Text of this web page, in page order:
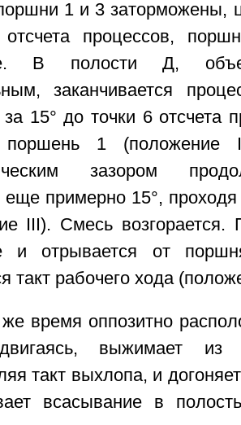
1 и 3 заторможены,
отсчета процессов,
В полости Д,
заканчивается
15° до точки 6 отсчета
поршень 1
зазором
еще примерно 15°,
III). Смесь возгорается.
и отрывается от
такт рабочего хода
время оппозитно
выжимает
такт выхлопа, и
всасывание в